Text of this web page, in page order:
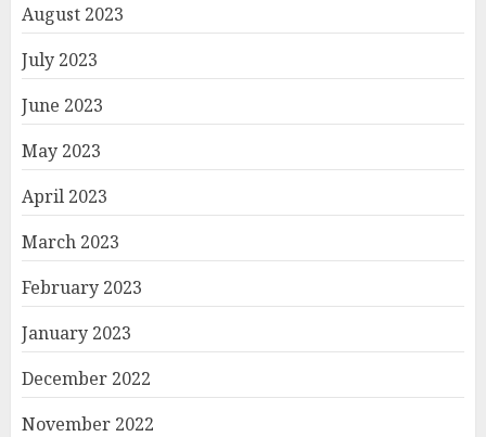
August 2023
July 2023
June 2023
May 2023
April 2023
March 2023
February 2023
January 2023
December 2022
November 2022